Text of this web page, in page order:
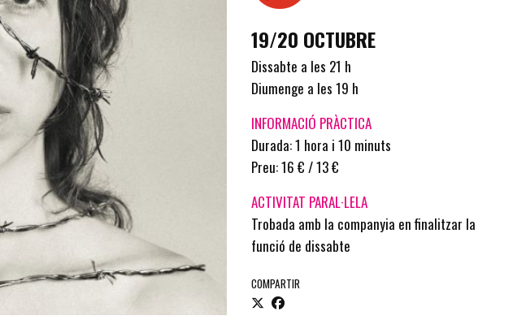
19/20 OCTUBRE
Dissabte a les 21 h
Diumenge a les 19 h
INFORMACIÓ PRÀCTICA
Durada: 1 hora i 10 minuts
Preu: 16 € / 13 €
ACTIVITAT PARAL·LELA
Trobada amb la companyia en finalitzar la
funció de dissabte
COMPARTIR